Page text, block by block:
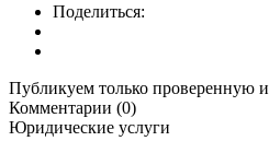
Поделиться:
Публикуем только проверенную
Комментарии (0)
Юридические услуги